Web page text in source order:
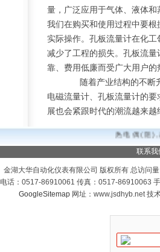
量，广泛应用于气体、液体
我们在购买和使用过程中要
实际操作。孔板流量计在化
减少了工程的损失。孔板流
靠、费用低廉而受广大用户的
随着产业结构的不断升
电磁流量计、孔板流量计的
展也会紧跟时代的潮流越来
热电偶(阻
联系我
金湖大华自动化仪表有限公司 版权所有 总访问
电话：0517-86910061 传真：0517-86910063
GoogleSitemap网址：www.jsdhyb.net 技